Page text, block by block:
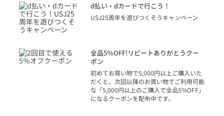
d払い・dカードで行こう！
USJ25周年を遊びつくそうキャンペーン
全品5％OFF!リピートありがとうクー
ポン
初めてお買い物で5,000円以上ご購入いた
だくと、次回以降のお買い物でご利用可能
な「5,000円以上のご購入で全品5%OFF」
になるクーポンを配布中です。